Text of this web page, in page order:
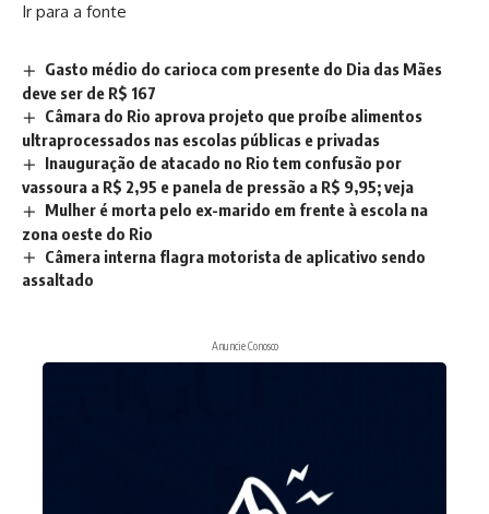
Ir para a fonte
Gasto médio do carioca com presente do Dia das Mães
deve ser de R$ 167
Câmara do Rio aprova projeto que proíbe alimentos
ultraprocessados nas escolas públicas e privadas
Inauguração de atacado no Rio tem confusão por
vassoura a R$ 2,95 e panela de pressão a R$ 9,95; veja
Mulher é morta pelo ex-marido em frente à escola na
zona oeste do Rio
Câmera interna flagra motorista de aplicativo sendo
assaltado
Anuncie Conosco